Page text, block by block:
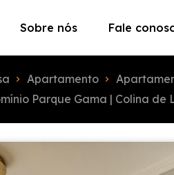
Sobre nós Fale
Apartamento
Parque Gama | Colina de